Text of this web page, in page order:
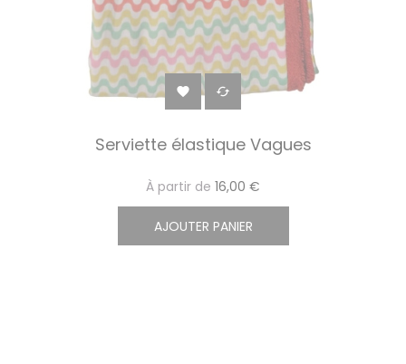
 
Serviette élastique Vagues
À partir de 16,00 €
AJOUTER PANIER